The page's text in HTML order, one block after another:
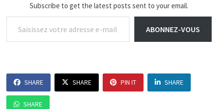
Subscribe to get the latest posts sent to your email.
Saisissez votre adresse e-mail…
ABONNEZ-VOUS
SHARE SHARE PIN IT SHARE
SHARE